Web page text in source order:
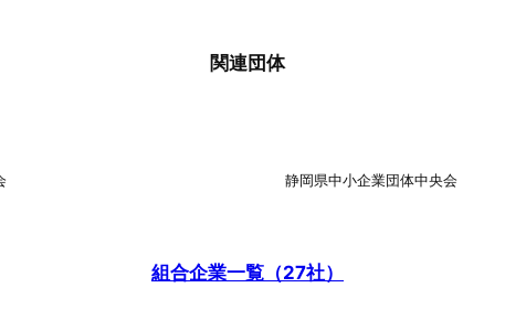
関連団体
静岡県中小企業団体中央会
組合企業一覧（27社）